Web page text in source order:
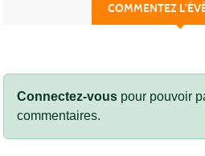
COMMENTEZ
Connectez-vous pour pouvoir
commentaires.